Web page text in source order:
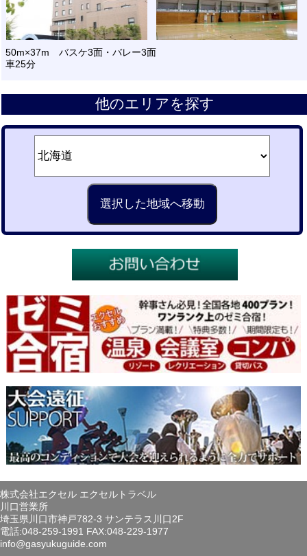
50m×37m バスケ3面・バレー3面
車25分
他のエリアを探す
株式会社エクセル エクセルトラベル
川口営業所
埼玉県川口市神戸782-3 サンテラス川口2F
電話:048-259-1991 FAX:048-229-1977
info@gasyukuguide.com